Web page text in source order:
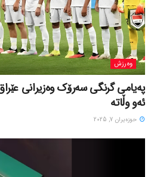
وەرزش
پەیامی گرنگی سەرۆک وەزیرانی عێراق
ئەو وڵاتە
حوزه‌یران 7, 2025